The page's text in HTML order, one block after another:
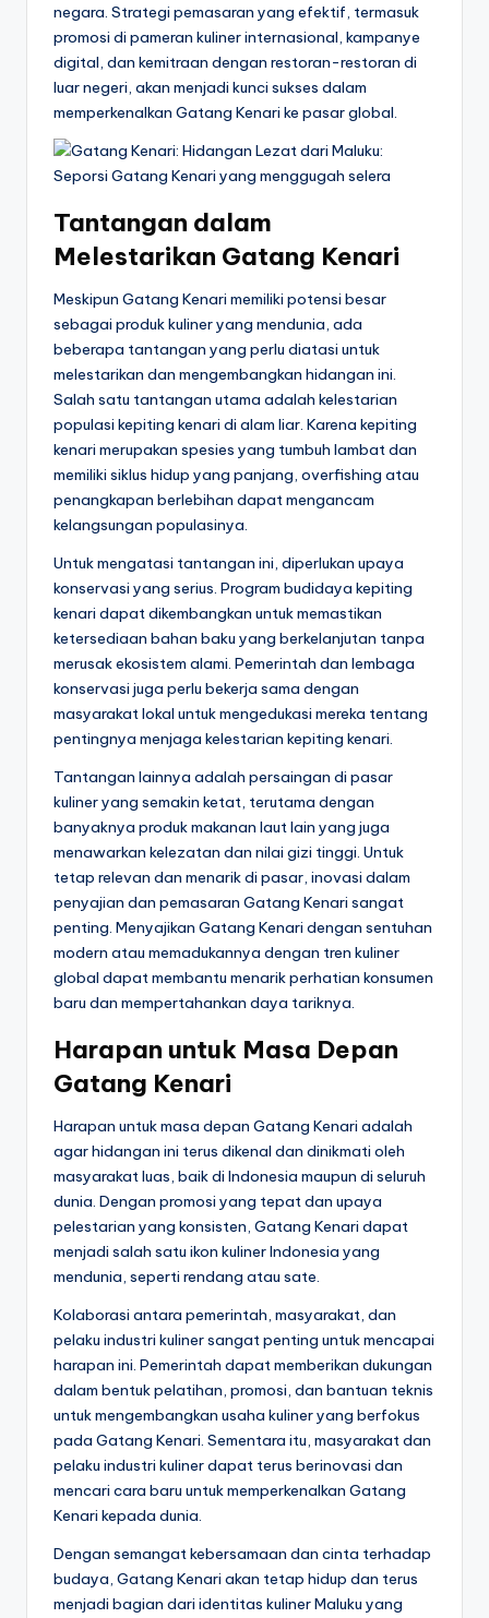
negara. Strategi pemasaran yang efektif, termasuk
promosi di pameran kuliner internasional, kampanye
digital, dan kemitraan dengan restoran-restoran di
luar negeri, akan menjadi kunci sukses dalam
memperkenalkan Gatang Kenari ke pasar global.
Tantangan dalam
Melestarikan Gatang Kenari
Meskipun Gatang Kenari memiliki potensi besar
sebagai produk kuliner yang mendunia, ada
beberapa tantangan yang perlu diatasi untuk
melestarikan dan mengembangkan hidangan ini.
Salah satu tantangan utama adalah kelestarian
populasi kepiting kenari di alam liar. Karena kepiting
kenari merupakan spesies yang tumbuh lambat dan
memiliki siklus hidup yang panjang, overfishing atau
penangkapan berlebihan dapat mengancam
kelangsungan populasinya.
Untuk mengatasi tantangan ini, diperlukan upaya
konservasi yang serius. Program budidaya kepiting
kenari dapat dikembangkan untuk memastikan
ketersediaan bahan baku yang berkelanjutan tanpa
merusak ekosistem alami. Pemerintah dan lembaga
konservasi juga perlu bekerja sama dengan
masyarakat lokal untuk mengedukasi mereka tentang
pentingnya menjaga kelestarian kepiting kenari.
Tantangan lainnya adalah persaingan di pasar
kuliner yang semakin ketat, terutama dengan
banyaknya produk makanan laut lain yang juga
menawarkan kelezatan dan nilai gizi tinggi. Untuk
tetap relevan dan menarik di pasar, inovasi dalam
penyajian dan pemasaran Gatang Kenari sangat
penting. Menyajikan Gatang Kenari dengan sentuhan
modern atau memadukannya dengan tren kuliner
global dapat membantu menarik perhatian konsumen
baru dan mempertahankan daya tariknya.
Harapan untuk Masa Depan
Gatang Kenari
Harapan untuk masa depan Gatang Kenari adalah
agar hidangan ini terus dikenal dan dinikmati oleh
masyarakat luas, baik di Indonesia maupun di seluruh
dunia. Dengan promosi yang tepat dan upaya
pelestarian yang konsisten, Gatang Kenari dapat
menjadi salah satu ikon kuliner Indonesia yang
mendunia, seperti rendang atau sate.
Kolaborasi antara pemerintah, masyarakat, dan
pelaku industri kuliner sangat penting untuk mencapai
harapan ini. Pemerintah dapat memberikan dukungan
dalam bentuk pelatihan, promosi, dan bantuan teknis
untuk mengembangkan usaha kuliner yang berfokus
pada Gatang Kenari. Sementara itu, masyarakat dan
pelaku industri kuliner dapat terus berinovasi dan
mencari cara baru untuk memperkenalkan Gatang
Kenari kepada dunia.
Dengan semangat kebersamaan dan cinta terhadap
budaya, Gatang Kenari akan tetap hidup dan terus
menjadi bagian dari identitas kuliner Maluku yang